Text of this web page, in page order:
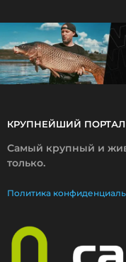
КРУПНЕЙШИЙ
Самый крупный и
только.
Политика